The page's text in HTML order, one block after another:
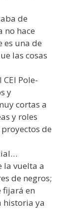
de
no hace
es una de
las cosas
Pole-
y
cortas a
y roles
de
la vuelta a
de negros;
fijará en
historia ya